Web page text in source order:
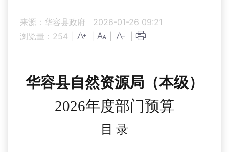
来源：华容县政府
2026-01-26 09:21
浏览量： 254
华容县自然资源局 （本级）
2026年度部门预算
目 录